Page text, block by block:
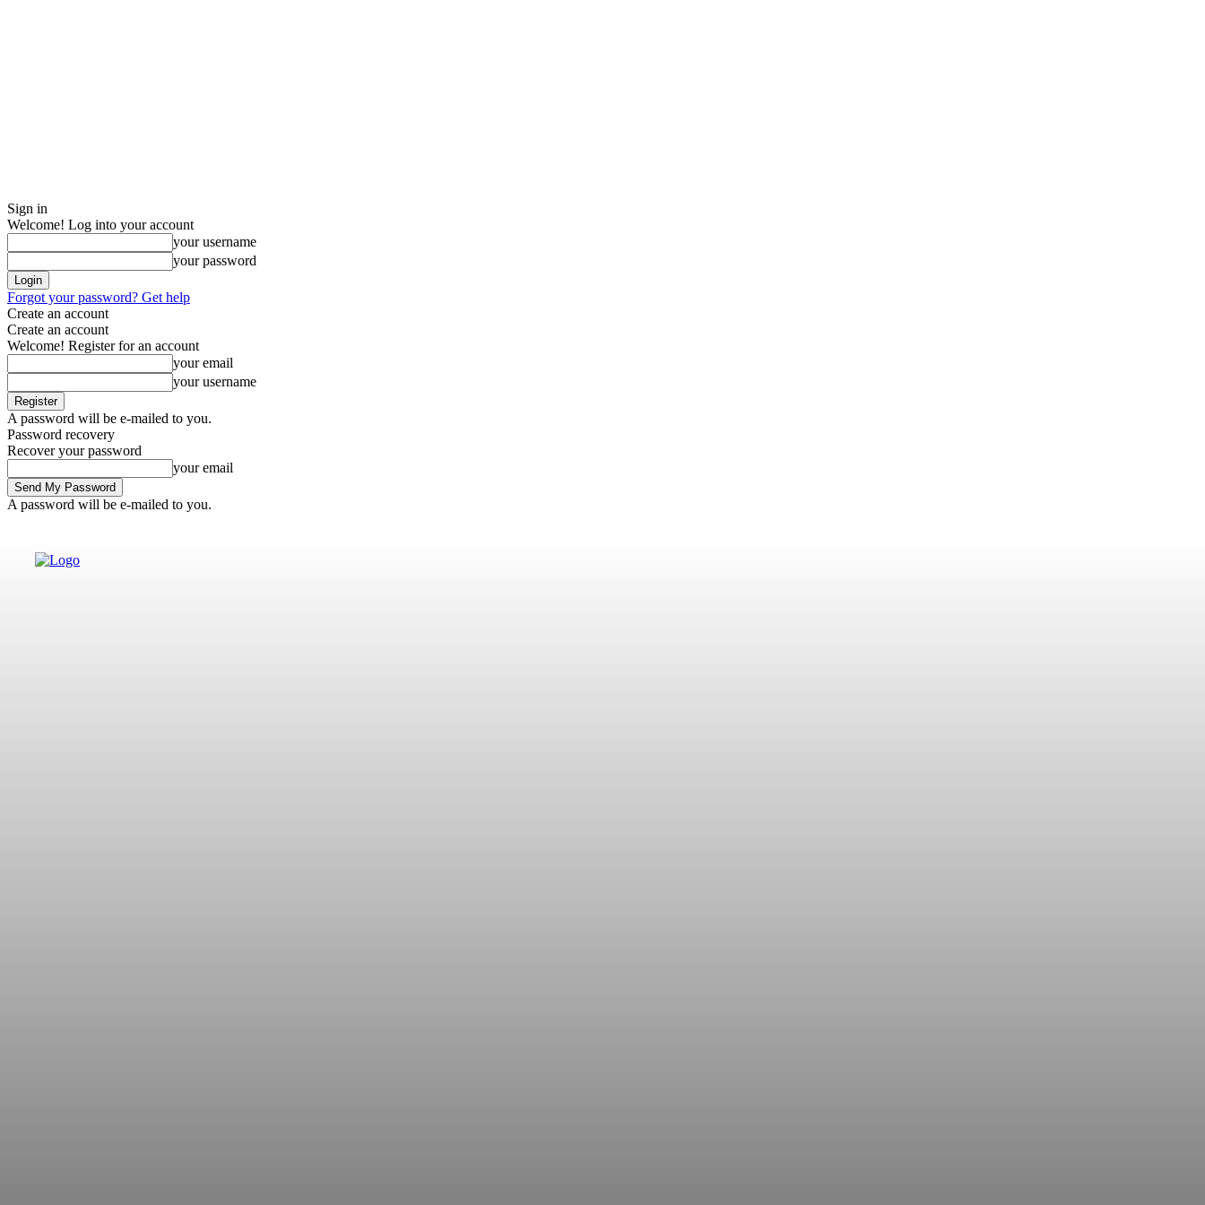
Sign in
Welcome! Log into your account
your username
your password
Forgot your password? Get help
Create an account
Create an account
Welcome! Register for an account
your email
your username
A password will be e-mailed to you.
Password recovery
Recover your password
your email
A password will be e-mailed to you.